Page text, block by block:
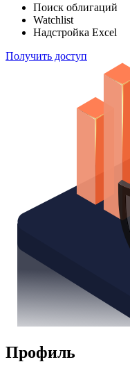
Отслеживайте свой
способом
Поиск облигаций
Надстройка Excel
Получить доступ